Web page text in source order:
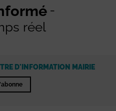
réel
D'INFORMATION MAIRIE